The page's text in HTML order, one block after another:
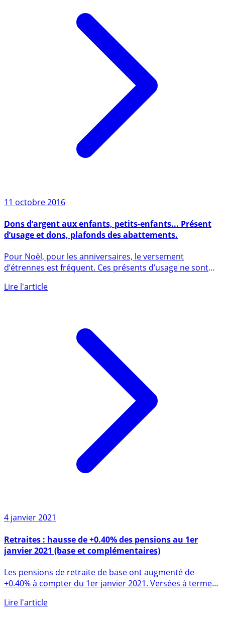
11 octobre 2016
d’usage et dons, plafonds des abattements.
d’étrennes est fréquent. Ces présents d’usage ne sont
4 janvier 2021
Retraites : hausse de +0.40% des pensions au 1er
janvier 2021 (base et complémentaires)
+0.40% à compter du 1er janvier 2021. Versées à terme